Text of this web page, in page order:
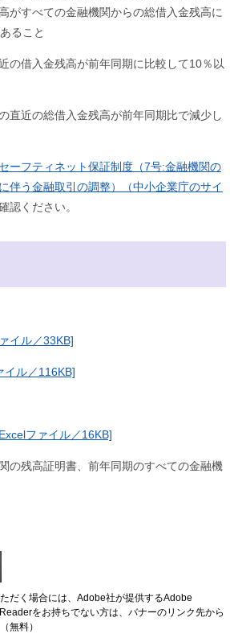
がすべての金融機関からの総借入金残高に
ること
の借入金残高が前年同期に比較して10％以
直近の総借入金残高が前年同期比で減少し
セーフティネット保証制度（7号:金融機関の
伴う金融取引の調整​）（中小企業庁のサイ
認ください。
イル／33KB]
イル／116KB]
ファイル／16KB]
の残高証明書、前年同期のすべての金融機
だく場合には、Adobe社が提供するAdobe
をお持ちでない方は、バナーのリンク先から
無料）